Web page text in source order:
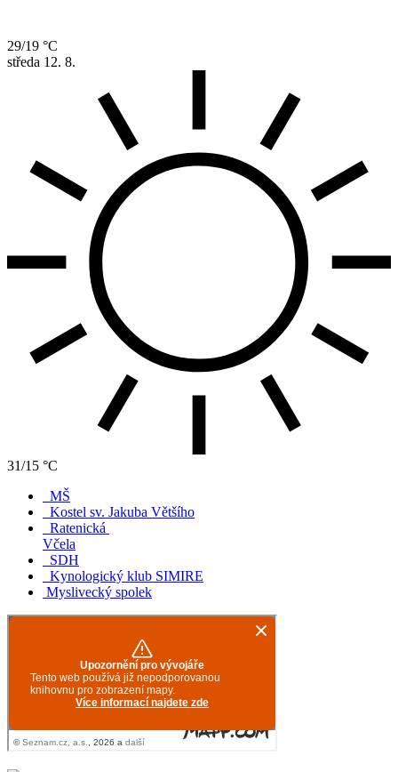
29/19 °C
středa 12. 8.
31/15 °C
MŠ
Kostel sv. Jakuba Většího
Ratenická
Včela
SDH
Kynologický klub SIMIRE
Myslivecký spolek